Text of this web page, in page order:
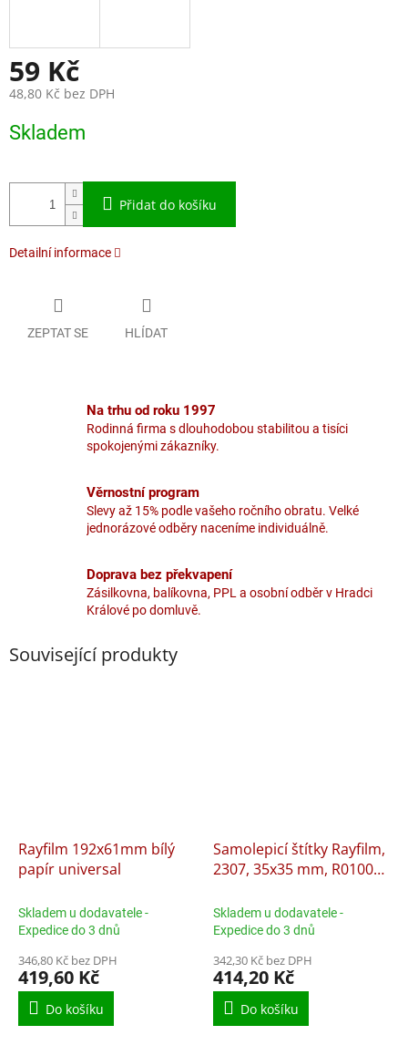
59 Kč
48,80 Kč bez DPH
cena:
Skladem
Přidat do košíku
Detailní informace
ZEPTAT SE HLÍDAT
Na trhu od roku 1997
Rodinná firma s dlouhodobou stabilitou a tisíci
spokojenými zákazníky.
Věrnostní program
Slevy až 15% podle vašeho ročního obratu. Velké
jednorázové odběry naceníme individuálně.
Doprava bez překvapení
Zásilkovna, balíkovna, PPL a osobní odběr v Hradci
Králové po domluvě.
Související produkty
Rayfilm 192x61mm bílý
papír universal
Skladem u dodavatele -
Expedice do 3 dnů
346,80 Kč bez DPH
419,60 Kč
Do košíku
Samolepicí štítky Rayfilm,
2307, 35x35 mm, R0100
Skladem u dodavatele -
Expedice do 3 dnů
342,30 Kč bez DPH
414,20 Kč
Do košíku